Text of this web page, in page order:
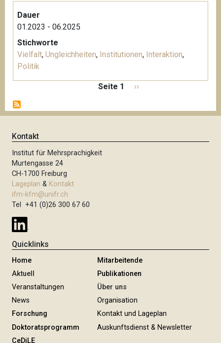
Dauer
01.2023 - 06.2025
Stichworte
Vielfalt, Ungleichheiten, Institutionen, Interaktion,
Politik
i
t
n
n
u
m
m
e
r
i
e
u
n
g
Seite 1
N
c
››
Kontakt
Institut für Mehrsprachigkeit
Murtengasse 24
CH-1700 Freiburg
Lageplan & Kontakt
ifm-kfm@unifr.ch
Tel +41 (0)26 300 67 60
Quicklinks
Home
Aktuell
Veranstaltungen
News
Forschung
Doktoratsprogramm
CeDiLE
Mitarbeitende
Publikationen
Über uns
Organisation
Kontakt und Lageplan
Auskunftsdienst & Newsletter